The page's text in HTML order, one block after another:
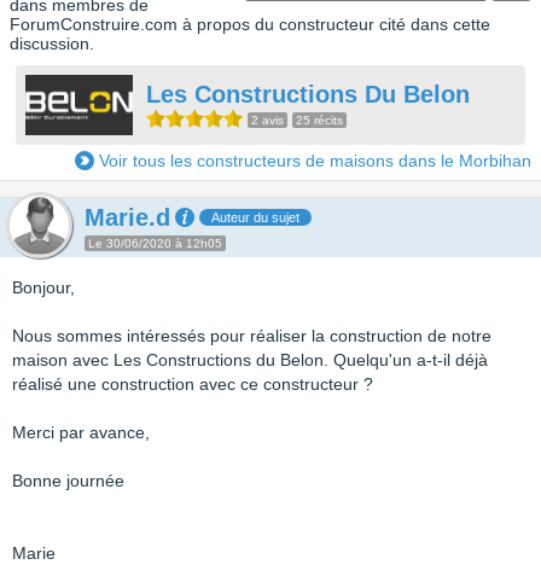
dans membres de
ForumConstruire.com à propos du constructeur cité dans cette
discussion.
Les Constructions Du Belon
2 avis 25 récits
Voir tous les constructeurs de maisons dans le Morbihan
Marie.d Auteur du sujet
Le 30/06/2020 à 12h05
Bonjour,
Nous sommes intéressés pour réaliser la construction de notre
maison avec Les Constructions du Belon. Quelqu'un a-t-il déjà
réalisé une construction avec ce constructeur ?
Merci par avance,
Bonne journée
Marie